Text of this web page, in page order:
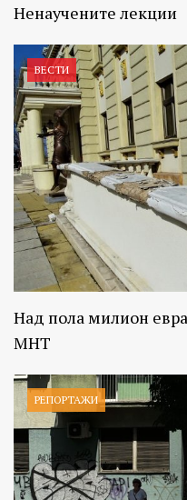
Ненаучените лекции
ВЕСТИ
Над пола милион
МНТ
РЕПОРТАЖИ